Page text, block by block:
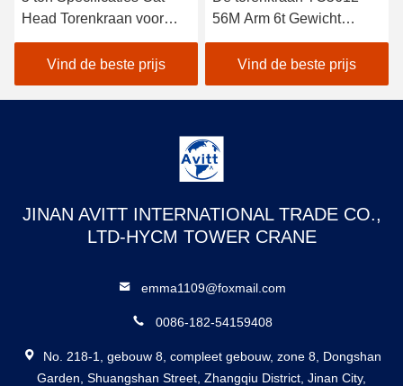
Head Torenkraan voor
civiele bouwprojecten
Vind de beste prijs
56M Arm 6t Gewicht
Building
Constructieapparatuur
Vind de beste prijs
JINAN AVITT INTERNATIONAL TRADE CO.,
LTD-HYCM TOWER CRANE
emma1109@foxmail.com
0086-182-54159408
No. 218-1, gebouw 8, compleet gebouw, zone 8, Dongshan
Garden, Shuangshan Street, Zhangqiu District, Jinan City,